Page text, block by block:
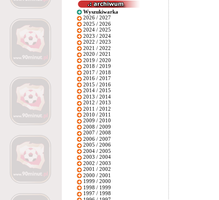
Wyszukiwarka
2026 / 2027
2025 / 2026
2024 / 2025
2023 / 2024
2022 / 2023
2021 / 2022
2020 / 2021
2019 / 2020
2018 / 2019
2017 / 2018
2016 / 2017
2015 / 2016
2014 / 2015
2013 / 2014
2012 / 2013
2011 / 2012
2010 / 2011
2009 / 2010
2008 / 2009
2007 / 2008
2006 / 2007
2005 / 2006
2004 / 2005
2003 / 2004
2002 / 2003
2001 / 2002
2000 / 2001
1999 / 2000
1998 / 1999
1997 / 1998